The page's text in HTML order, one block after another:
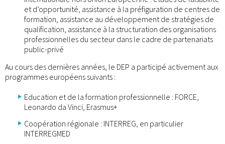
et d’opportunité, assistance à la préfiguration de centres de
formation, assistance au développement de stratégies de
qualification, assistance à la structuration des organisations
professionnelles du secteur dans le cadre de partenariats
public-privé
Au cours des dernières années, le DEP a participé activement aux
programmes européens suivants :
Education et de la formation professionnelle : FORCE,
Leonardo da Vinci, Erasmus+
Coopération régionale : INTERREG, en particulier
INTERREGMED